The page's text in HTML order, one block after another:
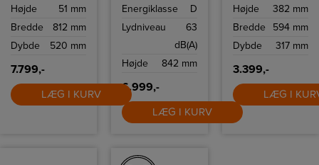
CookConnect-
Connect.
Højde
51 mm
Bredde
812 mm
Dybde
520 mm
7.799,-
LÆG I KURV
teknologi og
specialprogrammer
Energiklasse
D
Lydniveau
63
dB(A)
Højde
842 mm
6.999,-
LÆG I KURV
gang. Vælg
forskellige
og tre
for at gøre din
madlavning så
nem og effektiv
som muligt.
Højde
382 mm
Bredde
594 mm
Dybde
317 mm
3.399,-
LÆG I